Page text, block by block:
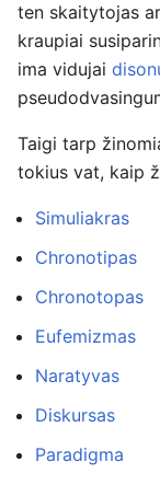
ten skaitytojas
kraupiai
ima vidujai
Taigi tarp
tokius vat, kaip
Simuliakras
Chronotipas
Chronotopas
Eufemizmas
Naratyvas
Diskursas
Paradigma